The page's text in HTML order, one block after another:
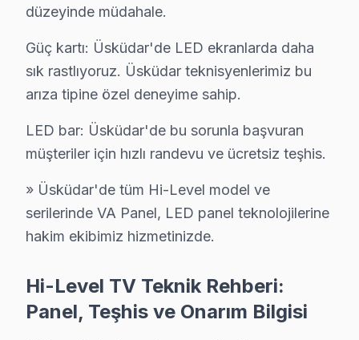
Üsküdar bazlı Hi-Level servis kayıtları, son çeyrekte
Coğrafi kırılıma geçildiğinde Kız Kulesi bölgesi tüm
Servis kalitesi tarafında ise tablo belirgin biçimde
Üsküdar'deki Hi-Level müşteri deneyimini temsil
Üçüncü senaryo — Yazılım sorunu: Salacak
Üsküdar Bölgesi ve Hi-Level TV Desteği
İstanbul Anadolu Yakası içinde yer alan Üsküdar,
Üsküdar bölgesindeki Hi-Level kullanıcılarının
Android sistem sorunu: Üsküdar'de Hi-Level VA
düzeyinde müdahale.
Güç kartı: Üsküdar'de LED ekranlarda daha
sık rastlıyoruz. Üsküdar teknisyenlerimiz bu
arıza tipine özel deneyime sahip.
LED bar: Üsküdar'de bu sorunla başvuran
müşteriler için hızlı randevu ve ücretsiz teşhis.
» Üsküdar'de tüm Hi-Level model ve
serilerinde VA Panel, LED panel teknolojilerine
hakim ekibimiz hizmetinizde.
Hi-Level TV Teknik Rehberi:
Panel, Teşhis ve Onarım Bilgisi